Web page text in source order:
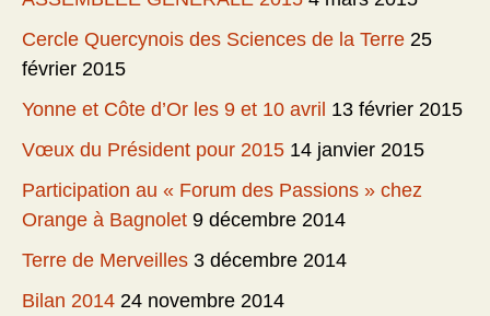
Cercle Quercynois des Sciences de la Terre 25
février 2015
Yonne et Côte d’Or les 9 et 10 avril 13 février 2015
Vœux du Président pour 2015 14 janvier 2015
Participation au « Forum des Passions » chez
Orange à Bagnolet 9 décembre 2014
Terre de Merveilles 3 décembre 2014
Bilan 2014 24 novembre 2014